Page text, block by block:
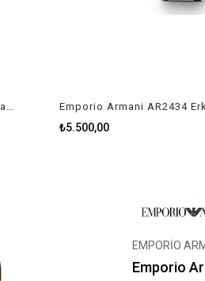
Emporio Armani AR2460 Erkek Kol Saati
₺5.500,00
EMPORİO
Emporio